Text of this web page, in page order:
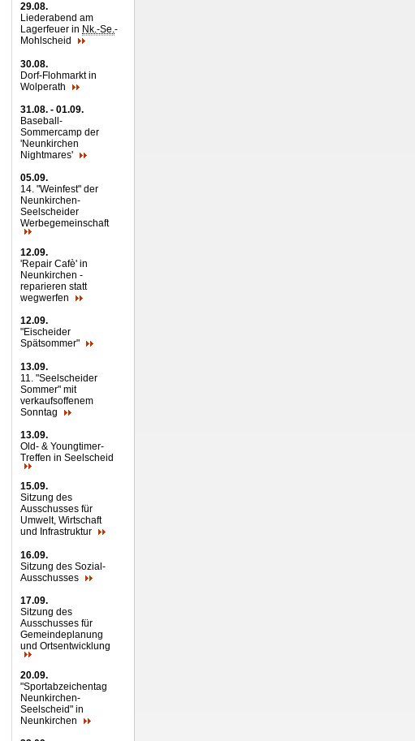
29.08.
Liederabend am
Lagerfeuer in Nk.-Se.-
Mohlscheid
30.08.
Dorf-Flohmarkt in
Wolperath
31.08. - 01.09.
Baseball -
Sommercamp der
'Neunkirchen
Nightmares'
05.09.
14. "Weinfest" der
Neunkirchen-
Seelscheider
Werbegemeinschaft
12.09.
'Repair Cafè' in
Neunkirchen -
reparieren statt
wegwerfen
12.09.
"Eischeider
Spätsommer"
13.09.
11. "Seelscheider
Sommer" mit
verkaufsoffenem
Sonntag
13.09.
Old- & Youngtimer-
Treffen in Seelscheid
15.09.
Sitzung des
Ausschusses für
Umwelt, Wirtschaft
und Infrastruktur
16.09.
Sitzung des Sozial-
Ausschusses
17.09.
Sitzung des
Ausschusses für
Gemeindeplanung
und Ortsentwicklung
20.09.
"Sportabzeichentag
Neunkirchen-
Seelscheid" in
Neunkirchen